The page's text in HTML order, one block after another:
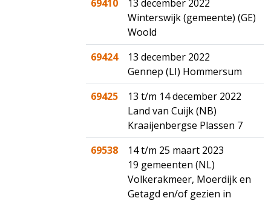
69410
13 december 2022
Winterswijk (gemeente) (GE)
Woold
69424
13 december 2022
Gennep (LI) Hommersum
69425
13 t/m 14 december 2022
Land van Cuijk (NB)
Kraaijenbergse Plassen 7
69538
14 t/m 25 maart 2023
19 gemeenten (NL)
Volkerakmeer, Moerdijk en
Getagd en/of gezien in